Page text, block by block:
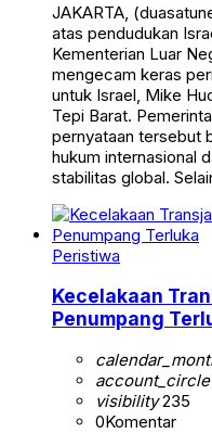
JAKARTA,
atas pendudukan
Kementerian Luar
mengecam keras
untuk Israel, Mike
Tepi Barat.
pernyataan tersebut
hukum internasional
stabilitas global.
Peristiwa
Kecelakaan
Penumpang
account_circle
visibility235
0Komentar